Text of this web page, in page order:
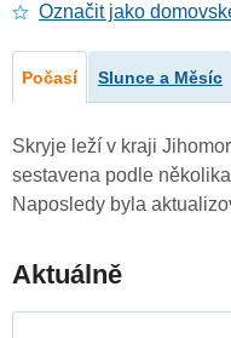
Označit jako
Počasí Slunce a Měsíc
Skryje leží v kraji
sestavena podle
Naposledy byla
Aktuálně